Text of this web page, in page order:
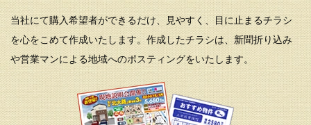
当社にて購入希望者ができるだけ、見やすく、目に止まるチラシ
を心をこめて作成いたします。作成したチラシは、新聞折り込み
や営業マンによる地域へのポスティングをいたします。